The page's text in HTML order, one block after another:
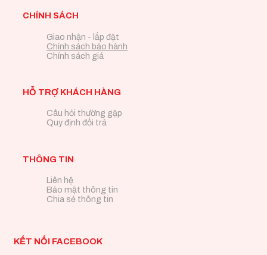
CHÍNH SÁCH
Giao nhận - lắp đặt
Chính sách bảo hành
Chính sách giá
HỖ TRỢ KHÁCH HÀNG
Câu hỏi thường gặp
Quy định đổi trả
THÔNG TIN
Liên hệ
Bảo mật thông tin
Chia sẻ thông tin
KẾT NỐI FACEBOOK